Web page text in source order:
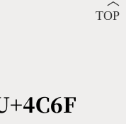
查詢
Web Service
TOP